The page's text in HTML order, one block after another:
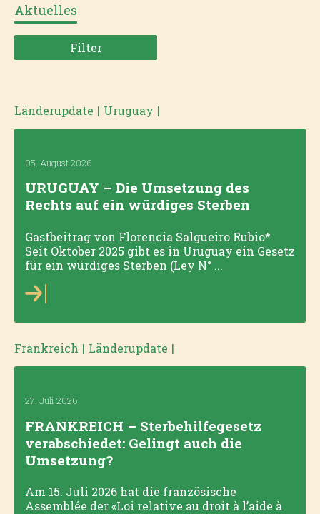
Aktuelles
Filter
Länderupdate | Uruguay |
05. August 2026
URUGUAY – Die Umsetzung des
Rechts auf ein würdiges Sterben
Gastbeitrag von Florencia Salgueiro Rubio*
Seit Oktober 2025 gibt es in Uruguay ein Gesetz
für ein würdiges Sterben (Ley N° ...
Frankreich | Länderupdate |
27. Juli 2026
FRANKREICH – Sterbehilfegesetz
verabschiedet: Gelingt auch die
Umsetzung?
Am 15. Juli 2026 hat die französische
Assemblée der «Loi relative au droit à l’aide à